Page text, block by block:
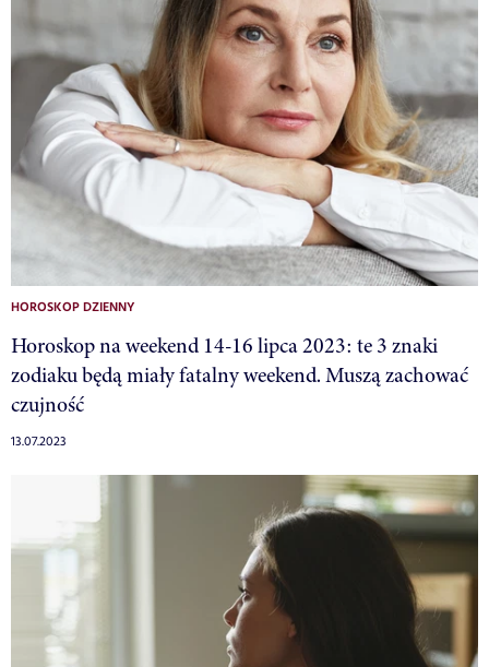
HOROSKOP DZIENNY
Horoskop na weekend 14-16 lipca 2023: te 3 znaki
zodiaku będą miały fatalny weekend. Muszą zachować
czujność
13.07.2023